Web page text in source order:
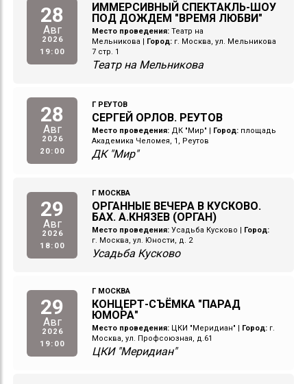
28
Авг
2026
19:00
ИММЕРСИВНЫЙ СПЕКТАКЛЬ-ШОУ
ПОД ДОЖДЕМ "ВРЕМЯ ЛЮБВИ"
Место проведения: Театр на
Мельникова
Город: г. Москва, ул. Мельникова
7 стр. 1
Театр на Мельникова
28
Авг
2026
20:00
Г РЕУТОВ
СЕРГЕЙ ОРЛОВ. РЕУТОВ
Место проведения: ДК "Мир" | Город: площадь
Академика Челомея, 1, Реутов
ДК "Мир"
29
Авг
2026
18:00
Г МОСКВА
ОРГАННЫЕ ВЕЧЕРА В КУСКОВО.
БАХ. А.КНЯЗЕВ (ОРГАН)
Место проведения: Усадьба Кусково
Город:
г. Москва, ул. Юности, д. 2
Усадьба Кусково
29
Авг
2026
19:00
Г МОСКВА
КОНЦЕРТ-СЪЁМКА "ПАРАД
ЮМОРА"
Место проведения: ЦКИ "Меридиан" Город: г.
Москва, ул. Профсоюзная, д.61
ЦКИ "Меридиан"